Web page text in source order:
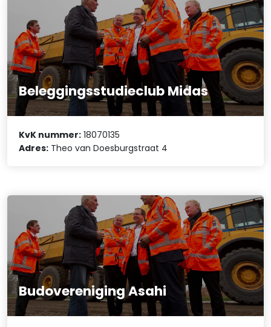
Beleggingsstudieclub Midas
KvK nummer: 18070135
Adres: Theo van Doesburgstraat 4
Budovereniging Asahi